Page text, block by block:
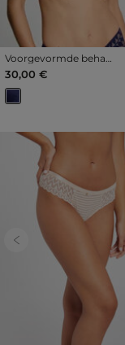
Voorgevormde beha
marineblauw vrouw
30,00 €
Previous